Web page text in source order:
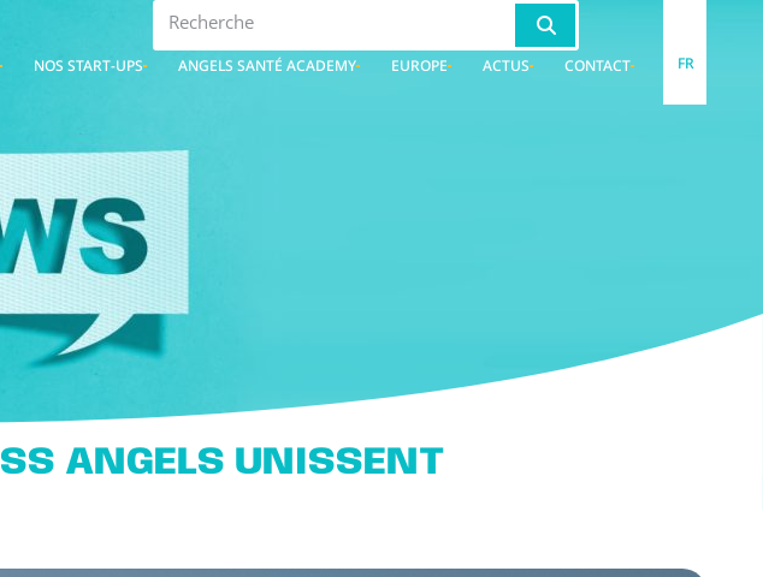
NOS START-UPS ANGELS SANTÉ ACADEMY EUROPE ACTUS CONTACT FR
ANGELS UNISSENT